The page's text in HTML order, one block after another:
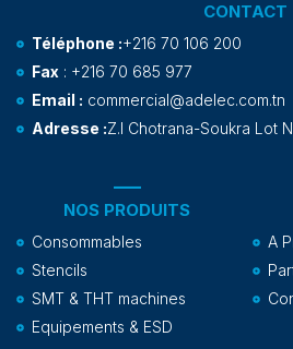
NOS PRODUITS
Consommables
Stencils
SMT & THT machines
Equipements & ESD
A
CONTACT
Téléphone :+216 70 106 200
Fax : +216 70 685 977
Email : commercial@adelec.com.tn
Adresse :Z.I Chotrana-Soukra Lot